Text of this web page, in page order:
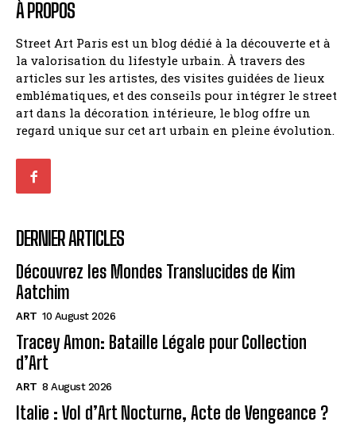
À PROPOS
Street Art Paris est un blog dédié à la découverte et à
la valorisation du lifestyle urbain. À travers des
articles sur les artistes, des visites guidées de lieux
emblématiques, et des conseils pour intégrer le street
art dans la décoration intérieure, le blog offre un
regard unique sur cet art urbain en pleine évolution.
DERNIER ARTICLES
Découvrez les Mondes Translucides de Kim
Aatchim
ART 10 August 2026
Tracey Amon: Bataille Légale pour Collection
d’Art
ART 8 August 2026
Italie : Vol d’Art Nocturne, Acte de Vengeance ?